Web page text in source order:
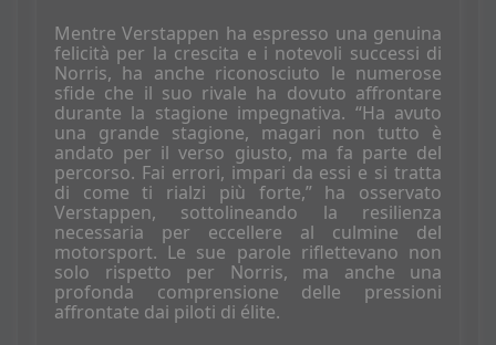
Mentre Verstappen ha espresso una genuina
felicità per la crescita e i notevoli successi di
Norris, ha anche riconosciuto le numerose
sfide che il suo rivale ha dovuto affrontare
durante la stagione impegnativa. “Ha avuto
una grande stagione, magari non tutto è
andato per il verso giusto, ma fa parte del
percorso. Fai errori, impari da essi e si tratta
di come ti rialzi più forte,” ha osservato
Verstappen, sottolineando la resilienza
necessaria per eccellere al culmine del
motorsport. Le sue parole riflettevano non
solo rispetto per Norris, ma anche una
profonda comprensione delle pressioni
affrontate dai piloti di élite.